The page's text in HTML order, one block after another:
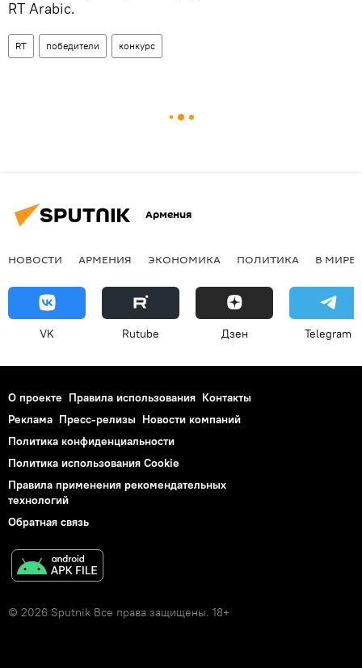
RT Arabic.
RT победители конкурс
Армения
НОВОСТИ АРМЕНИЯ ЭКОНОМИКА ПОЛИТИКА В МИРЕ
VK Rutube Дзен Telegram
О проекте Правила использования Контакты
Реклама Пресс-релизы Новости компаний
Политика конфиденциальности
Политика использования Cookie
Правила применения рекомендательных
технологий
Обратная связь
© 2026 Sputnik Все права защищены. 18+